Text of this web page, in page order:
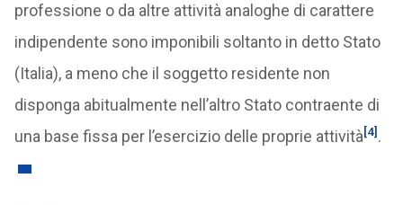
professione o da altre attività analoghe di carattere
indipendente sono imponibili soltanto in detto Stato
(Italia), a meno che il soggetto residente non
disponga abitualmente nell’altro Stato contraente di
una base fissa per l’esercizio delle proprie attività[4] .